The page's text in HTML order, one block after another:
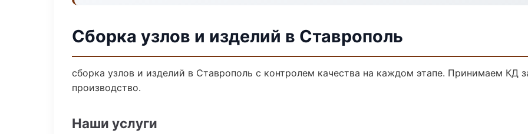
Сборка узлов и изделий в Ставрополь
сборка узлов и изделий в Ставрополь с контролем качества на каждом этапе. Принимаем КД
производство.
Наши услуги